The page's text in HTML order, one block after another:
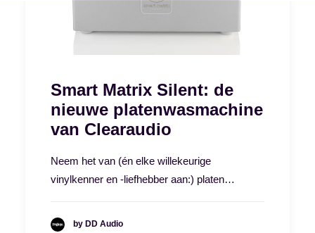
Smart Matrix Silent: de
nieuwe platenwasmachine
van Clearaudio
Neem het van (én elke willekeurige
vinylkenner en -liefhebber aan:) platen…
by DD Audio